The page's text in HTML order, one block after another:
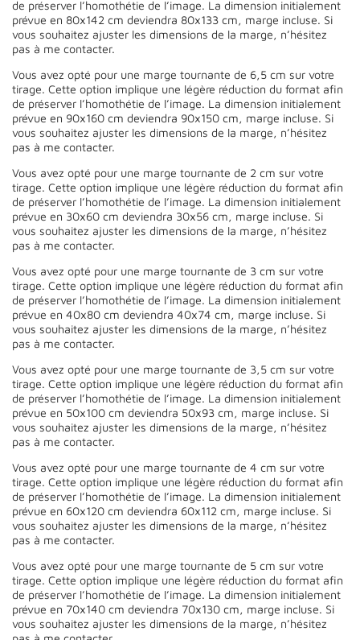
de préserver l’homothétie de l’image. La dimension initialement
prévue en 80x142 cm deviendra 80x133 cm, marge incluse. Si
vous souhaitez ajuster les dimensions de la marge, n’hésitez
pas à me contacter.
Vous avez opté pour une marge tournante de 6,5 cm sur votre
tirage. Cette option implique une légère réduction du format afin
de préserver l’homothétie de l’image. La dimension initialement
prévue en 90x160 cm deviendra 90x150 cm, marge incluse. Si
vous souhaitez ajuster les dimensions de la marge, n’hésitez
pas à me contacter.
Vous avez opté pour une marge tournante de 2 cm sur votre
tirage. Cette option implique une légère réduction du format afin
de préserver l’homothétie de l’image. La dimension initialement
prévue en 30x60 cm deviendra 30x56 cm, marge incluse. Si
vous souhaitez ajuster les dimensions de la marge, n’hésitez
pas à me contacter.
Vous avez opté pour une marge tournante de 3 cm sur votre
tirage. Cette option implique une légère réduction du format afin
de préserver l’homothétie de l’image. La dimension initialement
prévue en 40x80 cm deviendra 40x74 cm, marge incluse. Si
vous souhaitez ajuster les dimensions de la marge, n’hésitez
pas à me contacter.
Vous avez opté pour une marge tournante de 3,5 cm sur votre
tirage. Cette option implique une légère réduction du format afin
de préserver l’homothétie de l’image. La dimension initialement
prévue en 50x100 cm deviendra 50x93 cm, marge incluse. Si
vous souhaitez ajuster les dimensions de la marge, n’hésitez
pas à me contacter.
Vous avez opté pour une marge tournante de 4 cm sur votre
tirage. Cette option implique une légère réduction du format afin
de préserver l’homothétie de l’image. La dimension initialement
prévue en 60x120 cm deviendra 60x112 cm, marge incluse. Si
vous souhaitez ajuster les dimensions de la marge, n’hésitez
pas à me contacter.
Vous avez opté pour une marge tournante de 5 cm sur votre
tirage. Cette option implique une légère réduction du format afin
de préserver l’homothétie de l’image. La dimension initialement
prévue en 70x140 cm deviendra 70x130 cm, marge incluse. Si
vous souhaitez ajuster les dimensions de la marge, n’hésitez